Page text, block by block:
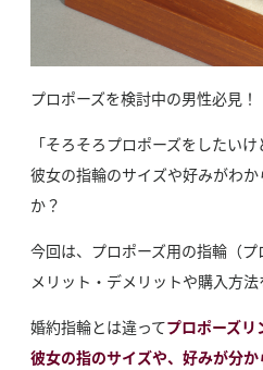
プロポーズを検討中の男性必見！
「そろそろプロポーズをしたい
彼女の指輪のサイズや好みがわ
か？
今回は、プロポーズ用の指輪（
メリット・デメリットや購入方法
婚約指輪とは違ってプロポーズリ
彼女の指のサイズや、好みが分